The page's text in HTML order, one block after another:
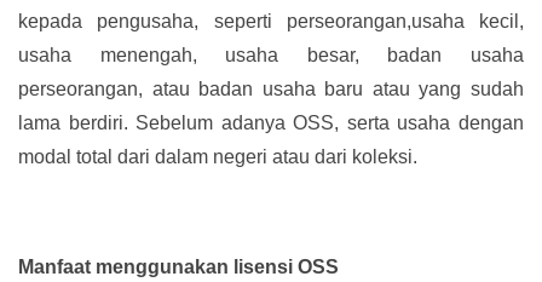
kepada pengusaha, seperti perseorangan,usaha kecil,
usaha menengah, usaha besar, badan usaha
perseorangan, atau badan usaha baru atau yang sudah
lama berdiri. Sebelum adanya OSS, serta usaha dengan
modal total dari dalam negeri atau dari koleksi.
Manfaat menggunakan lisensi OSS